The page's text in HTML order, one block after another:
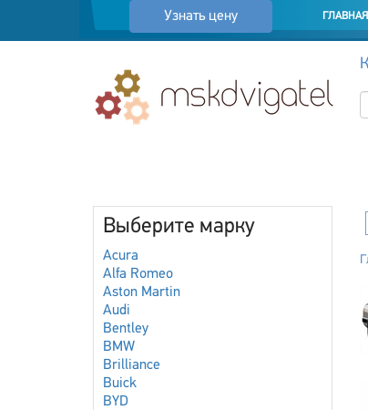
Узнать цену ГЛАВНАЯ
Выберите марку
Acura
Alfa Romeo
Aston Martin
Audi
Bentley
BMW
Brilliance
Buick
BYD